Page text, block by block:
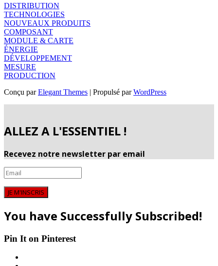
DISTRIBUTION
TECHNOLOGIES
NOUVEAUX PRODUITS
COMPOSANT
MODULE & CARTE
ÉNERGIE
DÉVELOPPEMENT
MESURE
PRODUCTION
Conçu parElegant Themes | Propulsé parWordPress
ALLEZ A L'ESSENTIEL !
Recevez notre newsletter par email
JE M'INSCRIS
You have Successfully Subscribed!
Pin It on Pinterest